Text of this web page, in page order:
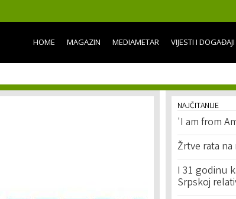
content
HOME MAGAZIN MEDIAMETAR VIJESTI I DOGAĐAJI
NAJČITANIJE
'I am from
Žrtve rata
I 31 godinu
Srpskoj